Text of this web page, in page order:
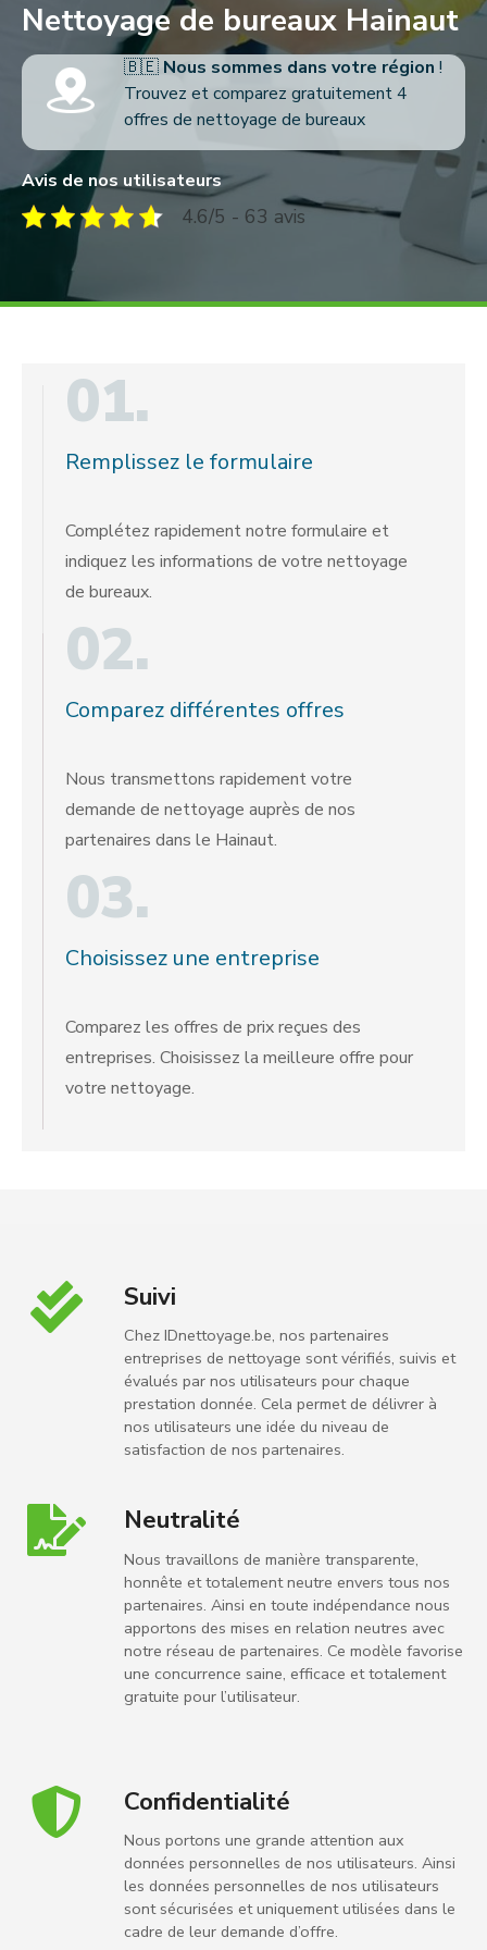
Nettoyage de bureaux Hainaut
🇧🇪 Nous sommes dans votre région !
Trouvez et comparez gratuitement 4
offres de nettoyage de bureaux
Avis de nos utilisateurs
4.6/5 - 63 avis
01.
Remplissez le formulaire
Complétez rapidement notre formulaire et
indiquez les informations de votre nettoyage
de bureaux.
02.
Comparez différentes offres
Nous transmettons rapidement votre
demande de nettoyage auprès de nos
partenaires dans le Hainaut.
03.
Choisissez une entreprise
Comparez les offres de prix reçues des
entreprises. Choisissez la meilleure offre pour
votre nettoyage.
Suivi
Chez IDnettoyage.be, nos partenaires
entreprises de nettoyage sont vérifiés, suivis et
évalués par nos utilisateurs pour chaque
prestation donnée. Cela permet de délivrer à
nos utilisateurs une idée du niveau de
satisfaction de nos partenaires.
Neutralité
Nous travaillons de manière transparente,
honnête et totalement neutre envers tous nos
partenaires. Ainsi en toute indépendance nous
apportons des mises en relation neutres avec
notre réseau de partenaires. Ce modèle favorise
une concurrence saine, efficace et totalement
gratuite pour l’utilisateur.
Confidentialité
Nous portons une grande attention aux
données personnelles de nos utilisateurs. Ainsi
les données personnelles de nos utilisateurs
sont sécurisées et uniquement utilisées dans le
cadre de leur demande d’offre.